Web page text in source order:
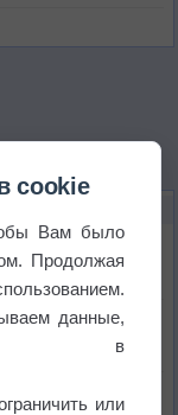
через тень
cookie
Вам было
Продолжая
данные,
в
или